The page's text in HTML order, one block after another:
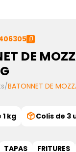
DE
/BATONNET DE
kg Colis de 3
TAPAS FRITURES